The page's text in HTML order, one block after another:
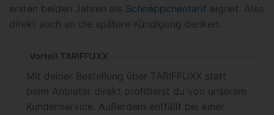
ersten beiden Jahren als Schnäppchentarif eignet. Also
direkt auch an die spätere Kündigung denken.
Vorteil TARIFFUXX
Mit deiner Bestellung über TARIFFUXX statt
beim Anbieter direkt profitierst du von unserem
Kundenservice. Außerdem entfällt bei einer